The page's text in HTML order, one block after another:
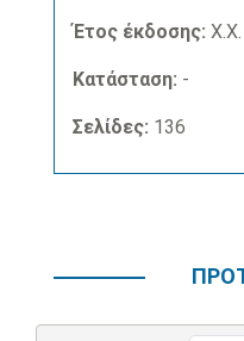
Έτος έκδοσης: Χ.Χ.
Κατάσταση: -
Σελίδες: 136